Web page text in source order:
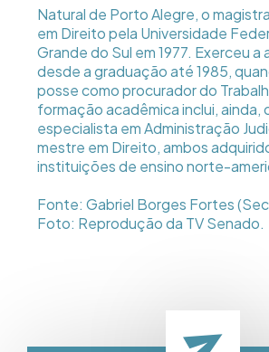
Natural de Porto Alegre, o
em Direito pela Universidade
Grande do Sul em 1977. Exerceu a
desde a graduação até 1985,
posse como procurador do
formação acadêmica inclui, ainda,
especialista em Administração
mestre em Direito, ambos
instituições de ensino norte-
Fonte: Gabriel Borges Fortes
Foto: Reprodução da TV Senado.